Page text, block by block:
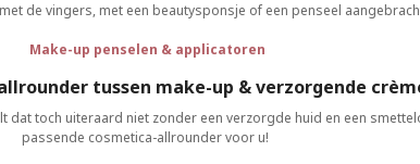
de vingers, met een beautysponsje of een penseel
Make-up penselen & applicatoren
allrounder tussen make-up & verzorgende
dat toch uiteraard niet zonder een verzorgde huid en een
passende cosmetica-allrounder voor u!